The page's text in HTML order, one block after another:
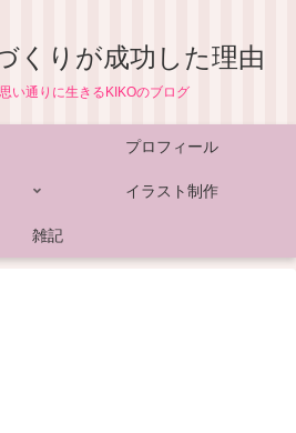
くりが成功した理由
い通りに生きるKIKOのブログ
プロフィール
イラスト制作
雑記